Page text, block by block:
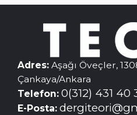
Adres: Aşağı Öveçler,
Çankaya/Ankara
Telefon: 0(312) 431 40
E-Posta: